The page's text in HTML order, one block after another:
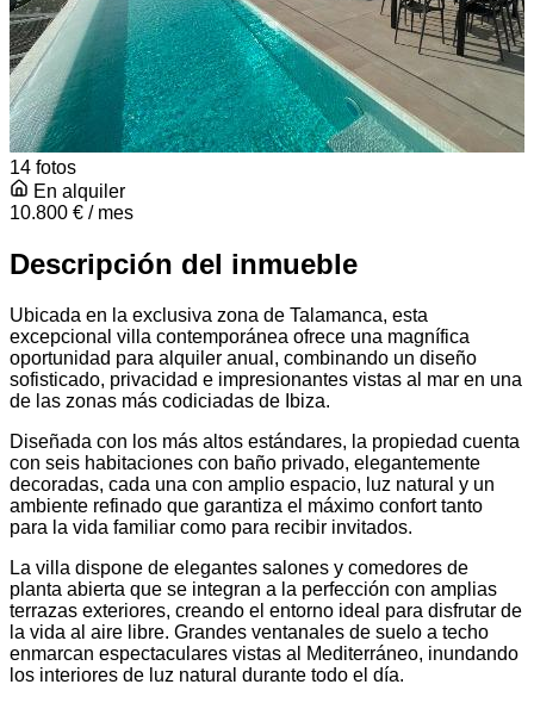
14 fotos
En alquiler
10.800 € / mes
Descripción del inmueble
Ubicada en la exclusiva zona de Talamanca, esta
excepcional villa contemporánea ofrece una magnífica
oportunidad para alquiler anual, combinando un diseño
sofisticado, privacidad e impresionantes vistas al mar en una
de las zonas más codiciadas de Ibiza.
Diseñada con los más altos estándares, la propiedad cuenta
con seis habitaciones con baño privado, elegantemente
decoradas, cada una con amplio espacio, luz natural y un
ambiente refinado que garantiza el máximo confort tanto
para la vida familiar como para recibir invitados.
La villa dispone de elegantes salones y comedores de
planta abierta que se integran a la perfección con amplias
terrazas exteriores, creando el entorno ideal para disfrutar de
la vida al aire libre. Grandes ventanales de suelo a techo
enmarcan espectaculares vistas al Mediterráneo, inundando
los interiores de luz natural durante todo el día.